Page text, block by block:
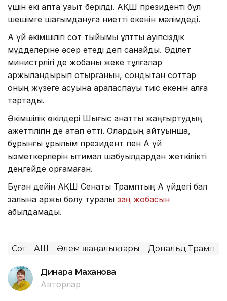
үшін екі апта уақыт берілді. АҚШ президенті бұл
шешімге шағымдануға ниетті екенін мәлімдеді.
Ақ үй әкімшілігі сот тыйымы ұлттық қауіпсіздік
мүдделеріне әсер етеді деп санайды. Әділет
министрлігі де жобаны жеке тұлғалар
қаржыландырып отырғанын, сондықтан соттар
оның жүзеге асуына араласпауы тиіс екенін алға
тартады.
Әкімшілік өкілдері Шығыс қанатты жаңғыртудың
қажеттілігін де атап өтті. Олардың айтуынша,
бұрынғы құрылым президент пен Ақ үй
қызметкерлерін ықтимал шабуылдардан жеткілікті
деңгейде қорғамаған.
Бұған дейін АҚШ Сенаты Трамптың Ақ үйдегі бал
залына қаржы бөлу туралы заң жобасын
қабылдамады.
Сот АҚШ Әлем жаңалықтары Дональд Трамп
Динара Маханова
Авторлар